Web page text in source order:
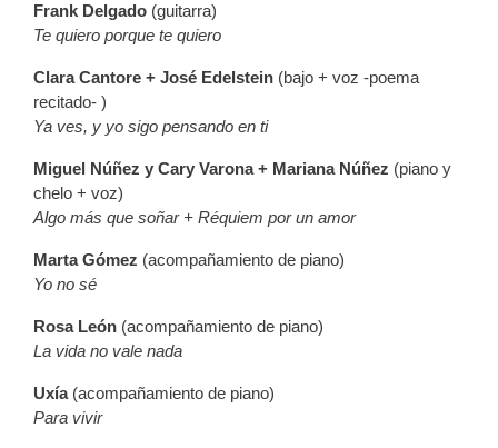
Frank Delgado (guitarra)
Te quiero porque te quiero
Clara Cantore + José Edelstein (bajo + voz -poema
recitado- )
Ya ves, y yo sigo pensando en ti
Miguel Núñez y Cary Varona + Mariana Núñez (piano y
chelo + voz)
Algo más que soñar + Réquiem por un amor
Marta Gómez (acompañamiento de piano)
Yo no sé
Rosa León (acompañamiento de piano)
La vida no vale nada
Uxía (acompañamiento de piano)
Para vivir